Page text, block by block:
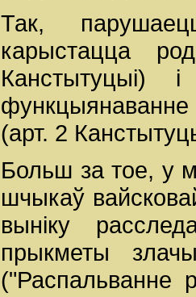
Так,
карыстацца
Канстытуцыі)
функцыянаванне
(арт. 2
Больш за тое, у
шчыкаў
выніку
прыкметы
("Распальванне